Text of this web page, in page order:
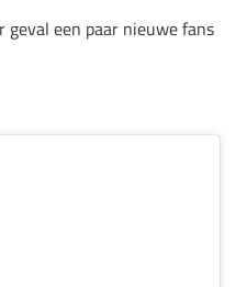
een paar nieuwe fans